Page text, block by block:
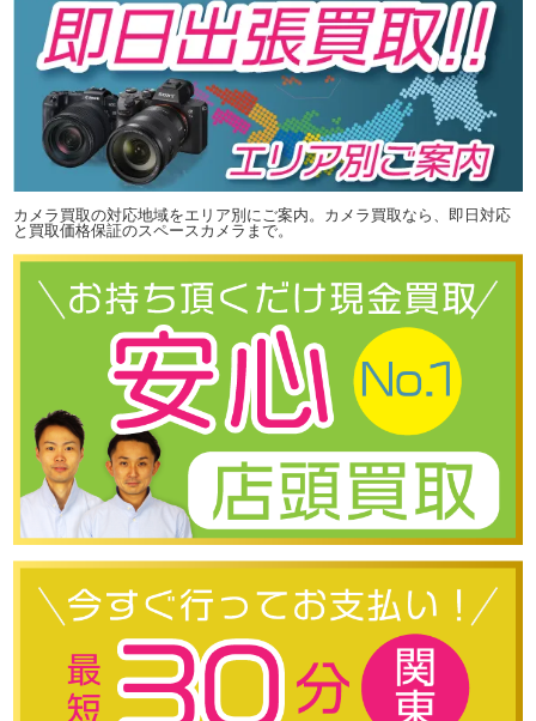
カメラ買取の対応地域をエリア別にご案内。カメラ買取なら、即日対応
と買取価格保証のスペースカメラまで。